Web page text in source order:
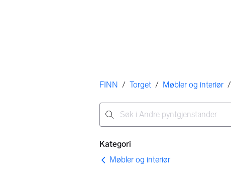
Her er du
FINN / Torget / Møbler og interiør /
Filtre
Kategori
Møbler og interiør